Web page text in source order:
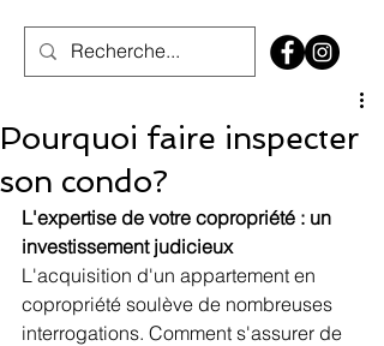
Pourquoi faire inspecter
son condo?
L'expertise de votre copropriété : un
investissement judicieux
L'acquisition d'un appartement en
copropriété soulève de nombreuses
interrogations. Comment s'assurer de